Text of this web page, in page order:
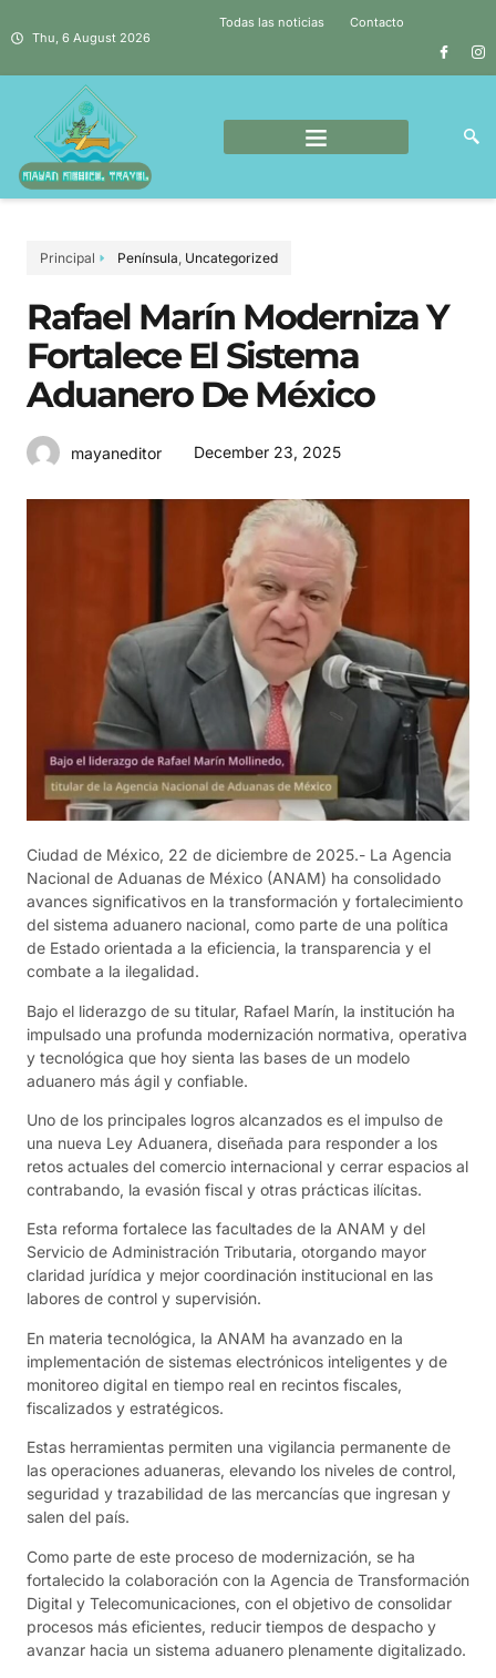
Thu, 6 August 2026
Todas las noticias Contacto
Principal Península, Uncategorized
Rafael Marín Moderniza Y
Fortalece El Sistema
Aduanero De México
mayaneditor December 23, 2025
Ciudad de México, 22 de diciembre de 2025.- La Agencia
Nacional de Aduanas de México (ANAM) ha consolidado
avances significativos en la transformación y fortalecimiento
del sistema aduanero nacional, como parte de una política
de Estado orientada a la eficiencia, la transparencia y el
combate a la ilegalidad.
Bajo el liderazgo de su titular, Rafael Marín, la institución ha
impulsado una profunda modernización normativa, operativa
y tecnológica que hoy sienta las bases de un modelo
aduanero más ágil y confiable.
Uno de los principales logros alcanzados es el impulso de
una nueva Ley Aduanera, diseñada para responder a los
retos actuales del comercio internacional y cerrar espacios al
contrabando, la evasión fiscal y otras prácticas ilícitas.
Esta reforma fortalece las facultades de la ANAM y del
Servicio de Administración Tributaria, otorgando mayor
claridad jurídica y mejor coordinación institucional en las
labores de control y supervisión.
En materia tecnológica, la ANAM ha avanzado en la
implementación de sistemas electrónicos inteligentes y de
monitoreo digital en tiempo real en recintos fiscales,
fiscalizados y estratégicos.
Estas herramientas permiten una vigilancia permanente de
las operaciones aduaneras, elevando los niveles de control,
seguridad y trazabilidad de las mercancías que ingresan y
salen del país.
Como parte de este proceso de modernización, se ha
fortalecido la colaboración con la Agencia de Transformación
Digital y Telecomunicaciones, con el objetivo de consolidar
procesos más eficientes, reducir tiempos de despacho y
avanzar hacia un sistema aduanero plenamente digitalizado.